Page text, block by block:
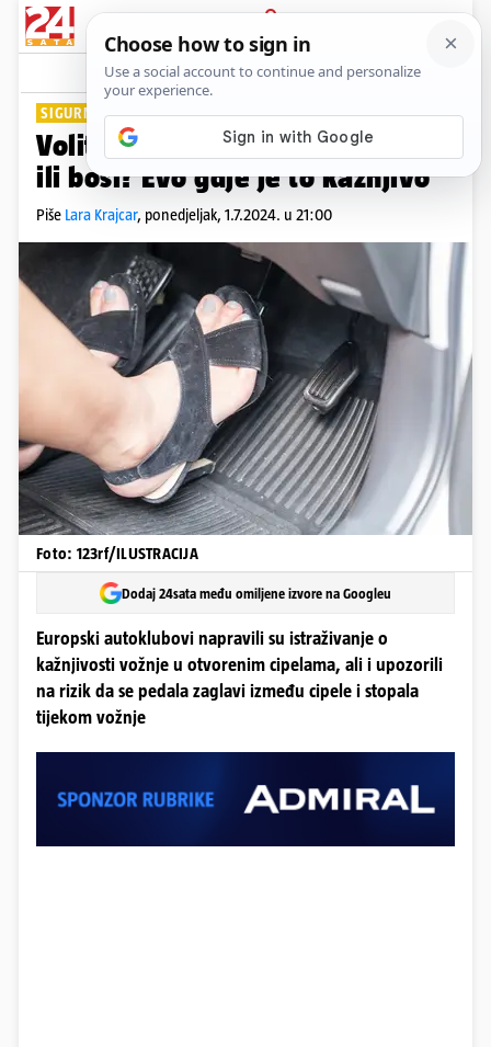
PRIJAVA
Lifestyle Komentari
SIGURNI U PROMETU
Volite voziti auto u japankama
ili bosi? Evo gdje je to kažnjivo
Piše Lara Krajcar, ponedjeljak, 1.7.2024. u 21:00
Foto: 123rf/ILUSTRACIJA
Dodaj 24sata među omiljene izvore na Googleu
Europski autoklubovi napravili su istraživanje o
kažnjivosti vožnje u otvorenim cipelama, ali i upozorili
na rizik da se pedala zaglavi između cipele i stopala
tijekom vožnje